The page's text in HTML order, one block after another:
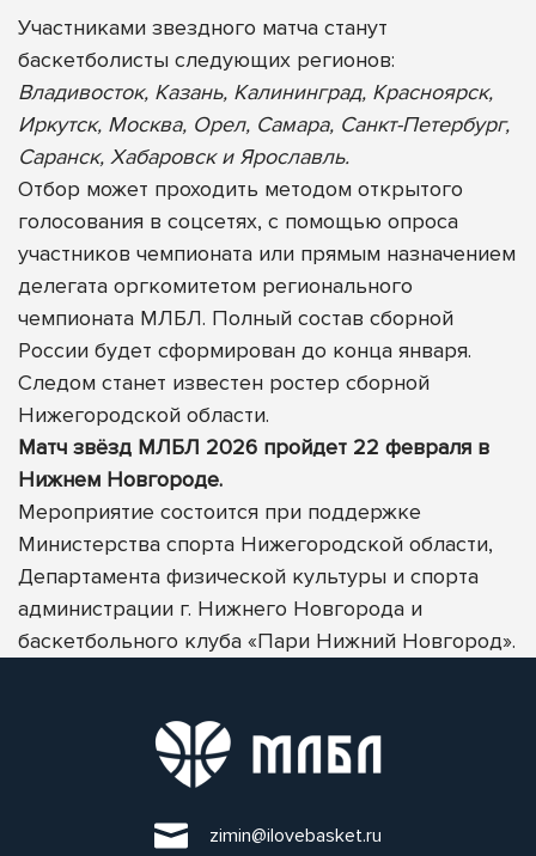
Участниками звездного матча станут
баскетболисты следующих регионов:
Владивосток, Казань, Калининград, Красноярск,
Иркутск, Москва, Орел, Самара, Санкт-Петербург,
Саранск, Хабаровск и Ярославль.
Отбор может проходить методом открытого
голосования в соцсетях, с помощью опроса
участников чемпионата или прямым назначением
делегата оргкомитетом регионального
чемпионата МЛБЛ. Полный состав сборной
России будет сформирован до конца января.
Следом станет известен ростер сборной
Нижегородской области.
Матч звёзд МЛБЛ 2026 пройдет 22 февраля в
Нижнем Новгороде.
Мероприятие состоится при поддержке
Министерства спорта Нижегородской области,
Департамента физической культуры и спорта
администрации г. Нижнего Новгорода и
баскетбольного клуба «Пари Нижний Новгород».
zimin@ilovebasket.ru